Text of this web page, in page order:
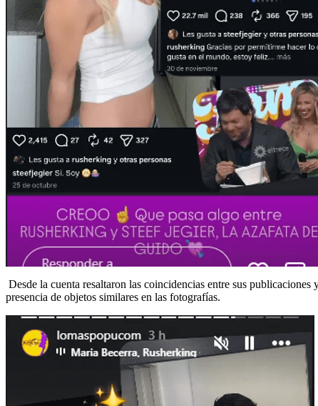
Desde la cuenta resaltaron las coincidencias entre sus
presencia de objetos similares en las fotografías.